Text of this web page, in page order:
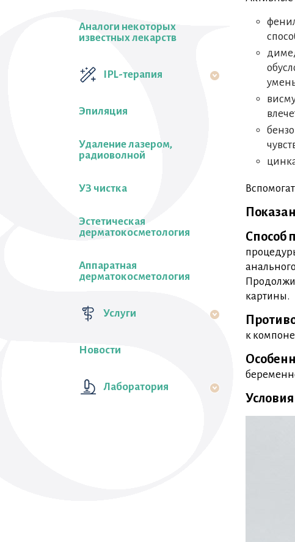
Аналоги некоторых
известных лекарств
IPL-терапия
Эпиляция
Удаление лазером,
радиоволной
УЗ чистка
Эстетическая
дерматокосметология
Аппаратная
дерматокосметология
Услуги
Новости
Лаборатория
Способ
картины.
к